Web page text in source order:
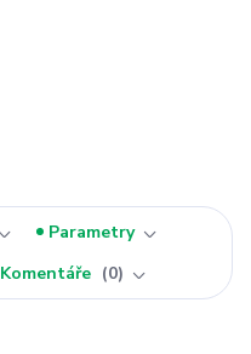
Parametry
Komentáře 0